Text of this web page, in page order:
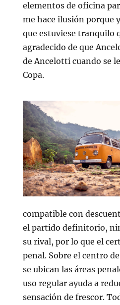
elementos de oficina
me hace ilusión porque
que estuviese tranquilo
agradecido de que
de Ancelotti cuando se
Copa.
compatible con
el partido definitorio,
su rival, por lo que el
penal. Sobre el centro
se ubican las áreas
uso regular ayuda a
sensación de frescor.